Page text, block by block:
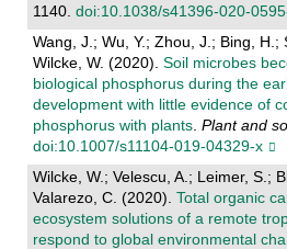
1140. doi:10.1038/s41396-020-
Wang, J.; Wu, Y.; Zhou, J.; Bing, H.;
Wilcke, W. (2020). Soil microbes
biological phosphorus during the
development with little evidence of
phosphorus with plants. Plant and
doi:10.1007/s11104-019-04329-x
Wilcke, W.; Velescu, A.; Leimer, S.;
Valarezo, C. (2020). Total organic
ecosystem solutions of a remote
respond to global environmental